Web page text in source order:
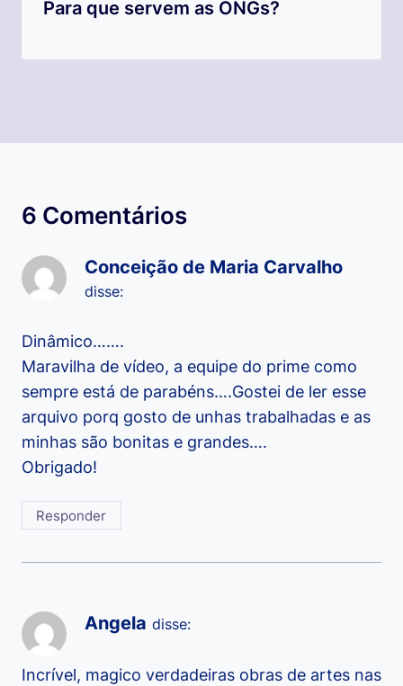
Para que servem as ONGs?
6 Comentários
Conceição de Maria Carvalho
disse:
Dinâmico…….
Maravilha de vídeo, a equipe do prime como
sempre está de parabéns….Gostei de ler esse
arquivo porq gosto de unhas trabalhadas e as
minhas são bonitas e grandes….
Obrigado!
Responder
Angela disse:
Incrível, magico verdadeiras obras de artes nas